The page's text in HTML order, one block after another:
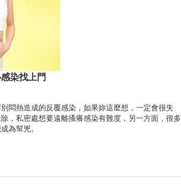
染找上門
悶熱造成的反覆感染，如果妳這麼想，一定會很失
，私密處想要遠離搔癢感染有難度，另一方面，很多
為幫兇。